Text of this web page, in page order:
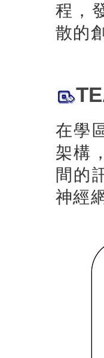
程，
散的
在學
架構
間的
神經